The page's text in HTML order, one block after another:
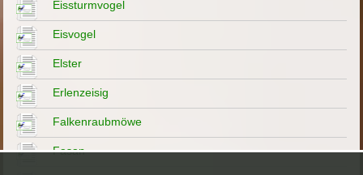
Eissturmvogel
Eisvogel
Elster
Erlenzeisig
Falkenraubmöwe
Fasan